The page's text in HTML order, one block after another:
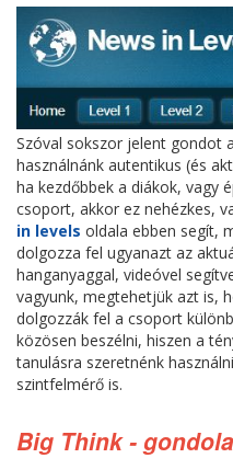
Szóval sokszor jelent gondot
használnánk autentikus (és
ha kezdőbbek a diákok, vagy
csoport, akkor ez nehézkes,
in levels oldala ebben segít,
dolgozza fel ugyanazt az
hanganyaggal, videóvel
vagyunk, megtehetjük azt is,
dolgozzák fel a csoport
közösen beszélni, hiszen a
tanulásra szeretnénk
szintfelmérő is.
Big Think -